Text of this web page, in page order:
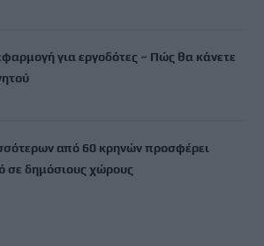
για εργοδότες – Πώς θα κάνετε
από 60 κρηνών προσφέρει
σε δημόσιους χώρους